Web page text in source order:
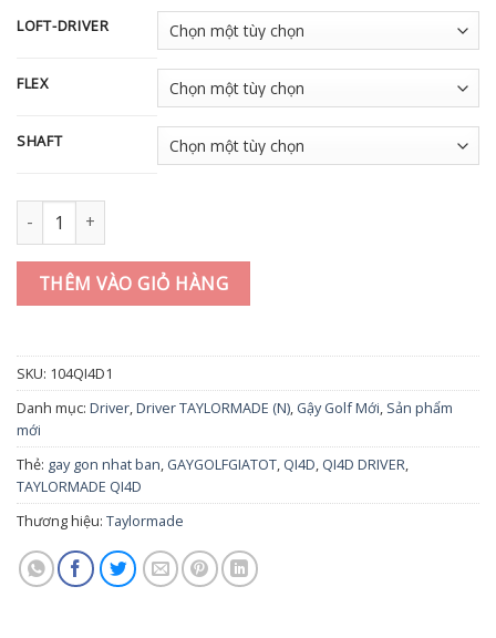
LOFT-DRIVER
FLEX
SHAFT
Gậy Driver Taylormade Qi4D (2026) số lượng
THÊM VÀO GIỎ HÀNG
SKU: 104QI4D1
Danh mục: Driver,Driver TAYLORMADE (N), Gậy Golf Mới, Sản phẩm
mới
Thẻ: gay gon nhat ban, GAYGOLFGIATOT, QI4D, QI4D DRIVER,
TAYLORMADE QI4D
Thương hiệu: Taylormade